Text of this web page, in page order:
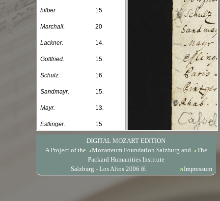
DIGITAL MOZART EDITION
A Project of the
Mozarteum Foundation Salzburg and
The
Packard Humanities Institute
Salzburg - Los Altos 2006 ff.
Impressum